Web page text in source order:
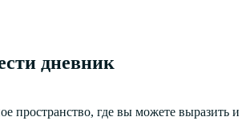
дневник
пространство, где вы можете выразить и